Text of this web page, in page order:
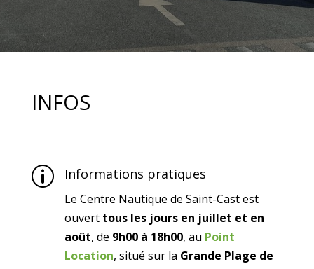
INFOS
p Informations pratiques
Le Centre Nautique de Saint-Cast est
ouvert tous les jours en juillet et en
août, de 9h00 à 18h00, au Point
Location, situé sur la Grande Plage de